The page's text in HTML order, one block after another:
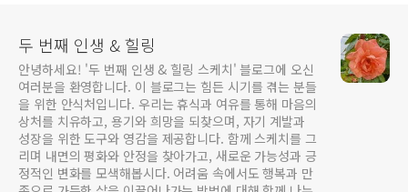
두 번째 인생 & 힐링
안녕하세요! '두 번째 인생 & 힐링 스케치' 블로그에 오신
여러분을 환영합니다. 이 블로그는 힘든 시기를 겪는 분들
을 위한 안식처입니다. 우리는 휴식과 여유를 통해 마음의
상처를 치유하고, 용기와 희망을 되찾으며, 자기 계발과
성장을 위한 도구와 영감을 제공합니다. 함께 스케치를 그
리며 내면의 평화와 안정을 찾아가고, 새로운 가능성과 긍
정적인 변화를 모색해봅시다. 어려움 속에서도 행복과 만